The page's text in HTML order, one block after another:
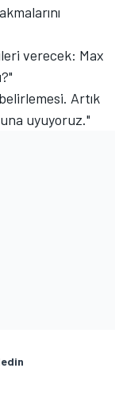
verecek: Max
Artık
uyuyoruz."